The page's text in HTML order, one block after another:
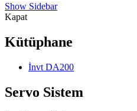
Show Sidebar
Kapat
Kütüphane
İnvt DA200
Servo Sistem